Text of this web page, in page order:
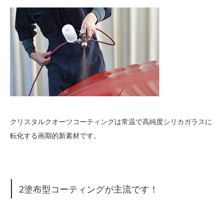
クリスタルクオーツコーティングは常温で高純度シリカガラスに
転化する画期的新素材です。
2塗布型コーティングが主流です！